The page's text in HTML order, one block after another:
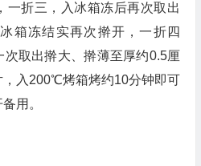
一折三，入冰箱冻后再次取出
箱冻结实再次擀开，一折四
次取出擀大、擀薄至厚约0.5厘
，入200℃烤箱烤约10分钟即可
用。